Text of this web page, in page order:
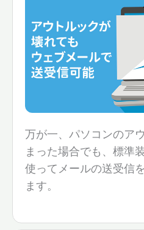
万が一、パソコンのア
まった場合でも、標準
使ってメールの送受信
ます。